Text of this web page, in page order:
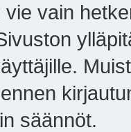
vain
säännöt.